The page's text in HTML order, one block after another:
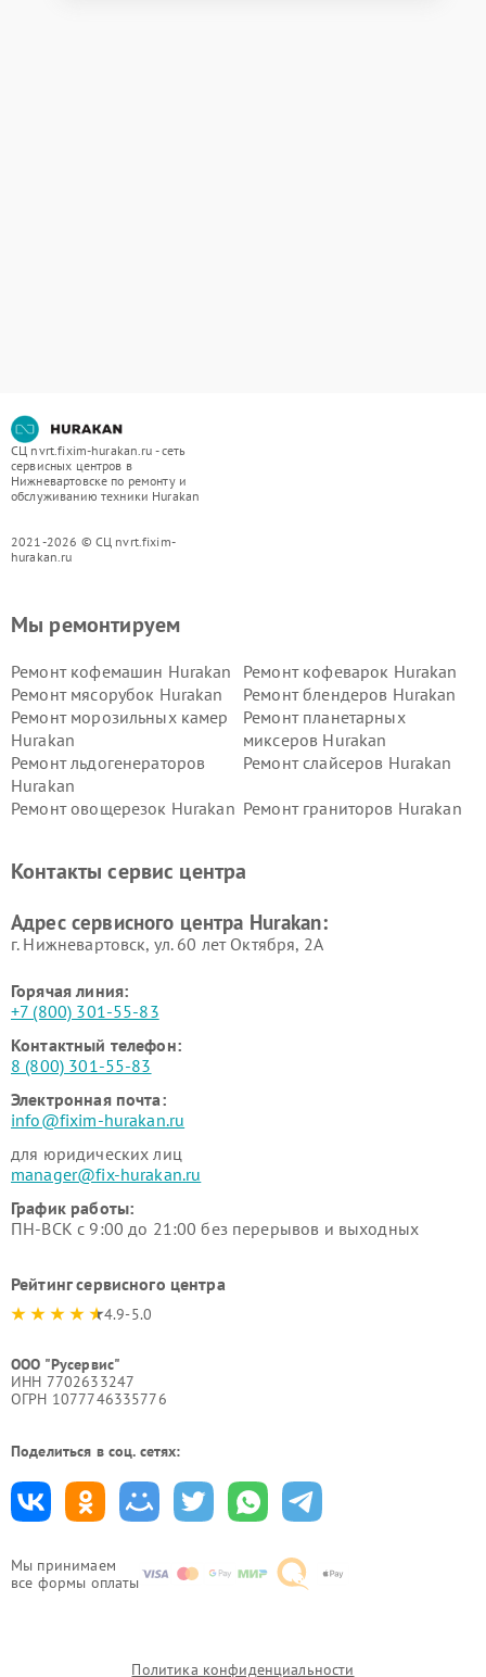
СЦ nvrt.fixim-hurakan.ru - сеть
сервисных центров в
Нижневартовске по ремонту и
обслуживанию техники Hurakan
2021-2026 © СЦ nvrt.fixim-
hurakan.ru
Мы принимаем
все формы оплаты
Мы ремонтируем
Ремонт кофемашин Hurakan
Ремонт кофеварок Hurakan
Ремонт мясорубок Hurakan
Ремонт блендеров Hurakan
Ремонт морозильных камер
Hurakan
Ремонт планетарных
миксеров Hurakan
Ремонт льдогенераторов
Hurakan
Ремонт слайсеров Hurakan
Ремонт овощерезок Hurakan Ремонт граниторов Hurakan
Hurakan
Контакты сервис центра
Адрес сервисного центра Hurakan:
г. Нижневартовск, ул. 60 лет Октября, 2А
Горячая линия:
+7 (800) 301-55-83
Контактный телефон:
8 (800) 301-55-83
Электронная почта:
info@fixim-hurakan.ru
для юридических лиц
manager@fix-hurakan.ru
График работы:
ПН-ВСК с 9:00 до 21:00 без перерывов и выходных
Рейтинг сервисного центра
4.9-5.0
ООО "Русервис"
ИНН 7702633247
ОГРН 1077746335776
Поделиться в соц. сетях:
Политика конфиденциальности